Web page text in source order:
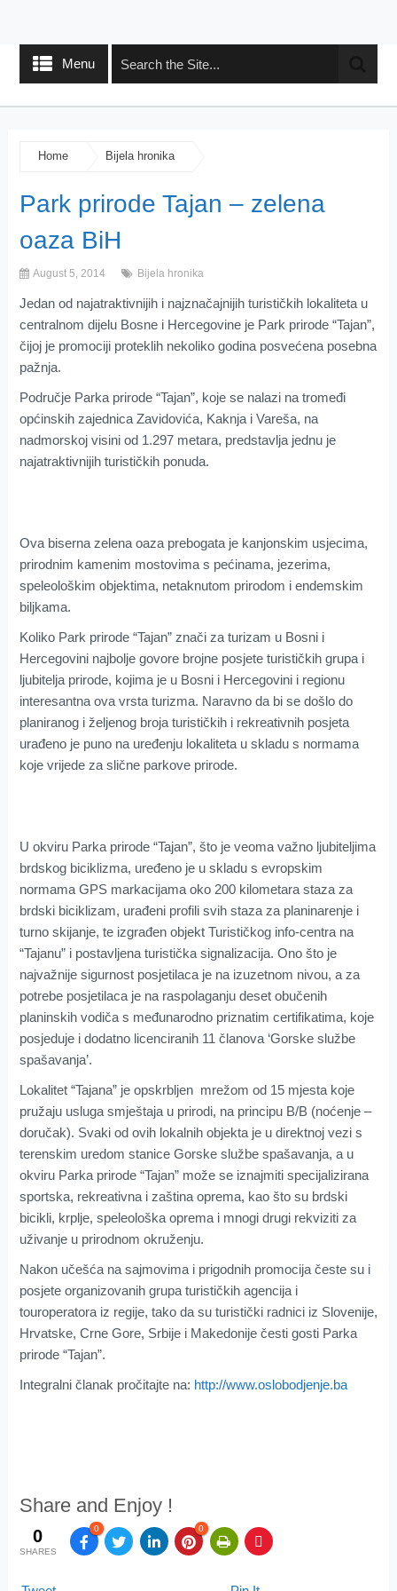
Menu
Home Bijela hronika
Park prirode Tajan – zelena
oaza BiH
August 5, 2014 Bijela hronika
Jedan od najatraktivnijih i najznačajnijih turističkih lokaliteta u
centralnom dijelu Bosne i Hercegovine je Park prirode “Tajan”,
čijoj je promociji proteklih nekoliko godina posvećena posebna
pažnja.
Područje Parka prirode “Tajan”, koje se nalazi na tromeđi
općinskih zajednica Zavidovića, Kaknja i Vareša, na
nadmorskoj visini od 1.297 metara, predstavlja jednu je
najatraktivnijih turističkih ponuda.
Ova biserna zelena oaza prebogata je kanjonskim usjecima,
prirodnim kamenim mostovima s pećinama, jezerima,
speleološkim objektima, netaknutom prirodom i endemskim
biljkama.
Koliko Park prirode “Tajan” znači za turizam u Bosni i
Hercegovini najbolje govore brojne posjete turističkih grupa i
ljubitelja prirode, kojima je u Bosni i Hercegovini i regionu
interesantna ova vrsta turizma. Naravno da bi se došlo do
planiranog i željenog broja turističkih i rekreativnih posjeta
urađeno je puno na uređenju lokaliteta u skladu s normama
koje vrijede za slične parkove prirode.
U okviru Parka prirode “Tajan”, što je veoma važno ljubiteljima
brdskog biciklizma, uređeno je u skladu s evropskim
normama GPS markacijama oko 200 kilometara staza za
brdski biciklizam, urađeni profili svih staza za planinarenje i
turno skijanje, te izgrađen objekt Turističkog info-centra na
“Tajanu” i postavljena turistička signalizacija. Ono što je
najvažnije sigurnost posjetilaca je na izuzetnom nivou, a za
potrebe posjetilaca je na raspolaganju deset obučenih
planinskih vodiča s međunarodno priznatim certifikatima, koje
posjeduje i dodatno licenciranih 11 članova ‘Gorske službe
spašavanja’.
Lokalitet “Tajana” je opskrbljen mrežom od 15 mjesta koje
pružaju usluga smještaja u prirodi, na principu B/B (noćenje –
doručak). Svaki od ovih lokalnih objekta je u direktnoj vezi s
terenskim uredom stanice Gorske službe spašavanja, a u
okviru Parka prirode “Tajan” može se iznajmiti specijalizirana
sportska, rekreativna i zaština oprema, kao što su brdski
bicikli, krplje, speleološka oprema i mnogi drugi rekviziti za
uživanje u prirodnom okruženju.
Nakon učešća na sajmovima i prigodnih promocija česte su i
posjete organizovanih grupa turističkih agencija i
touroperatora iz regije, tako da su turistički radnici iz Slovenije,
Hrvatske, Crne Gore, Srbije i Makedonije česti gosti Parka
prirode “Tajan”.
Integralni članak pročitajte na: http://www.oslobodjenje.ba
Share and Enjoy !
0
SHARES
0 0